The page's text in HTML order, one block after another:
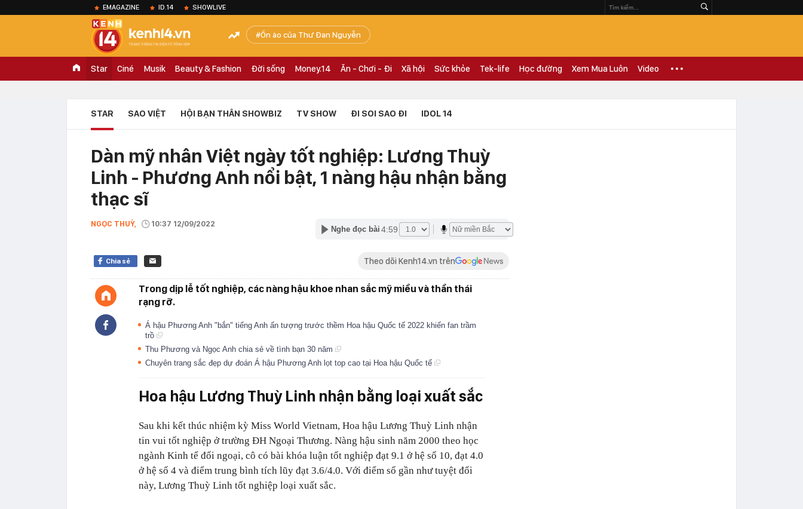
EMAGAZINE ID.14 SHOWLIVE
Ồn ào của Thư Đan Nguyễn
Star Ciné Musik Beauty & Fashion Đời sống Money.14 Ăn - Chơi - Đi Xã hội Sức khỏe Tek-life Học đường Xem Mua Luôn Video
STAR SAO VIỆT HỘI BẠN THÂN SHOWBIZ TV SHOW ĐI SOI SAO ĐI IDOL 14
Dàn mỹ nhân Việt ngày tốt nghiệp: Lương Thuỳ
Linh - Phương Anh nổi bật, 1 nàng hậu nhận bằng
thạc sĩ
NGỌC THUỲ, 10:37 12/09/2022
Nghe đọc bài 4:59
Chia sẻ Theo dõi Kenh14.vn trên
Trong dịp lễ tốt nghiệp, các nàng hậu khoe nhan sắc mỹ miều và thần thái
rạng rỡ.
Á hậu Phương Anh "bắn" tiếng Anh ấn tượng trước thềm Hoa hậu Quốc tế 2022 khiến fan trầm
trồ
Thu Phương và Ngọc Anh chia sẻ về tình bạn 30 năm
Chuyên trang sắc đẹp dự đoán Á hậu Phương Anh lọt top cao tại Hoa hậu Quốc tế
Hoa hậu Lương Thuỳ Linh nhận bằng loại xuất sắc
Sau khi kết thúc nhiệm kỳ Miss World Vietnam, Hoa hậu Lương Thuỳ Linh nhận
tin vui tốt nghiệp ở trường ĐH Ngoại Thương. Nàng hậu sinh năm 2000 theo học
ngành Kinh tế đối ngoại, cô có bài khóa luận tốt nghiệp đạt 9.1 ở hệ số 10, đạt 4.0
ở hệ số 4 và điểm trung bình tích lũy đạt 3.6/4.0. Với điểm số gần như tuyệt đối
này, Lương Thuỳ Linh tốt nghiệp loại xuất sắc.